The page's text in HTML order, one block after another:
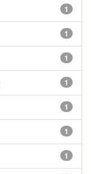
1
1
1
1
1
1
1